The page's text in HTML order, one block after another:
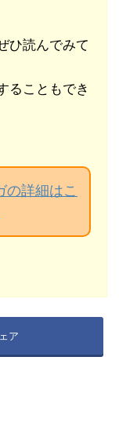
ひ読んでみて
ることもでき
の詳細はこ
ア